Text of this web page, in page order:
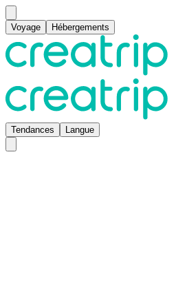
Voyage Hébergements
Tendances Langue